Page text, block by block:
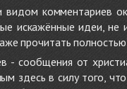
видом комментариев
искажённые идеи,
прочитать
- сообщения от
здесь в силу того,